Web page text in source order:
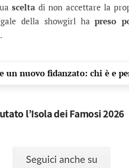
sceltadi non accettare la
della showgirl hapreso
un nuovo fidanzato: chi è e
l’Isola dei Famosi 2026